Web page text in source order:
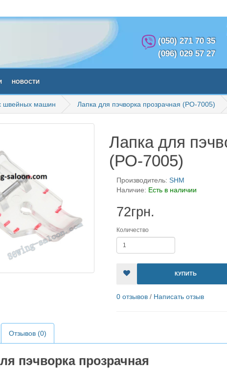
(050) 271 70 35
(096) 029 57 27
Новости
швейных машин Лапка для пэчворка прозрачная (РО-7005)
Лапка для
(РО-7005)
Производитель: SHM
Наличие: Есть в наличии
72грн.
Количество
КУПИТЬ
0 отзывов / Написать отзыв
Отзывов (0)
пэчворка прозрачная